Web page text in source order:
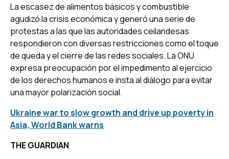
La escasez de alimentos básicos y combustible
agudizó la crisis económica y generó una serie de
protestas a las que las autoridades ceilandesas
respondieron con diversas restricciones como el toque
de queda y el cierre de las redes sociales. La ONU
expresa preocupación por el impedimento al ejercicio
de los derechos humanos e insta al diálogo para evitar
una mayor polarización social.
Ukraine war to slow growth and drive up poverty in
Asia, World Bank warns
THE GUARDIAN